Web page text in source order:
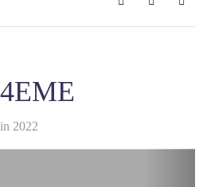
SearchSign In
2022